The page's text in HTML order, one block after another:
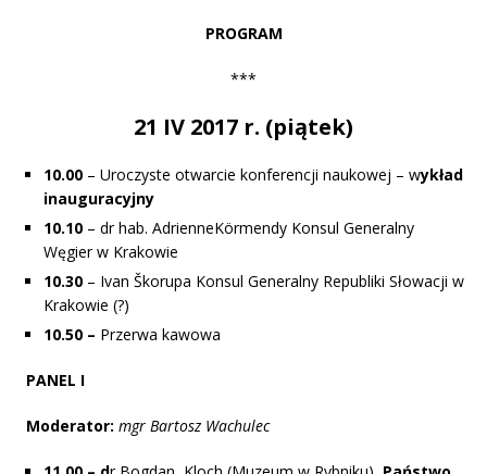
PROGRAM
***
21 IV 2017 r. (piątek)
10.00 – Uroczyste otwarcie konferencji naukowej – wykład
inauguracyjny
10.10 – dr hab. AdrienneKörmendy Konsul Generalny
Węgier w Krakowie
10.30 – Ivan Škorupa Konsul Generalny Republiki Słowacji w
Krakowie (?)
10.50 – Przerwa kawowa
PANEL I
Moderator: mgr Bartosz Wachulec